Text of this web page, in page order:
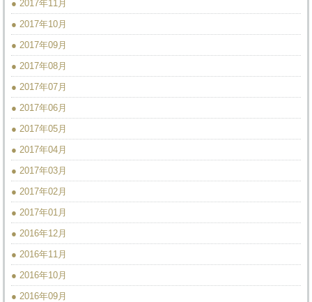
● 2017年11月
● 2017年10月
● 2017年09月
● 2017年08月
● 2017年07月
● 2017年06月
● 2017年05月
● 2017年04月
● 2017年03月
● 2017年02月
● 2017年01月
● 2016年12月
● 2016年11月
● 2016年10月
● 2016年09月